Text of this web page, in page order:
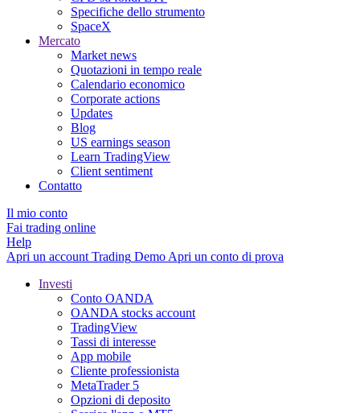
Specifiche dello strumento
SpaceX
Mercato
Market news
Quotazioni in tempo reale
Calendario economico
Corporate actions
Updates
Blog
US earnings season
Learn TradingView
Client sentiment
Contatto
Il mio conto
Fai trading online
Help
Apri un account Trading Demo Apri un conto di prova
Investi
Conto OANDA
OANDA stocks account
TradingView
Tassi di interesse
App mobile
Cliente professionista
MetaTrader 5
Opzioni di deposito